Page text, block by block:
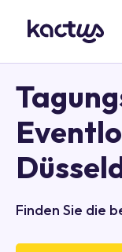
Finden Sie die